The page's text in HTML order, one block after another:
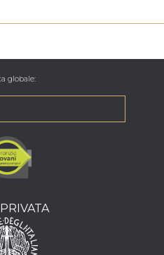
globale: